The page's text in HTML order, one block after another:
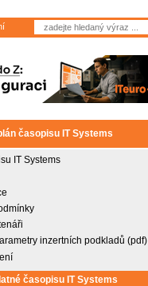
časopisu IT Systems
IT Systems
inzertních podkladů (pdf)
časopisu IT Systems